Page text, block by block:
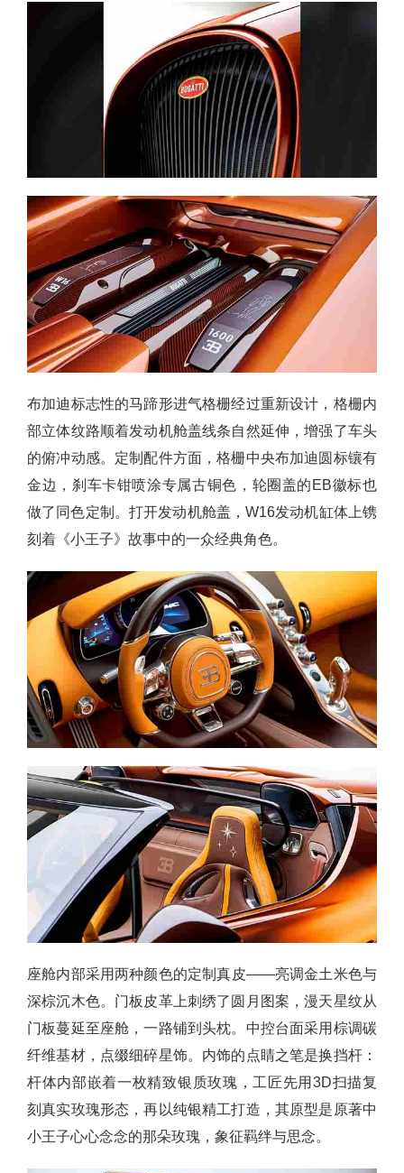
布加迪标志性的马蹄形进气格栅经过重新设计，格栅内
部立体纹路顺着发动机舱盖线条自然延伸，增强了车头
的俯冲动感。定制配件方面，格栅中央布加迪圆标镶有
金边，刹车卡钳喷涂专属古铜色，轮圈盖的EB徽标也
做了同色定制。打开发动机舱盖，W16发动机缸体上镌
刻着《小王子》故事中的一众经典角色。
座舱内部采用两种颜色的定制真皮——亮调金土米色与
深棕沉木色。门板皮革上刺绣了圆月图案，漫天星纹从
门板蔓延至座舱，一路铺到头枕。中控台面采用棕调碳
纤维基材，点缀细碎星饰。内饰的点睛之笔是换挡杆：
杆体内部嵌着一枚精致银质玫瑰，工匠先用3D扫描复
刻真实玫瑰形态，再以纯银精工打造，其原型是原著中
小王子心心念念的那朵玫瑰，象征羁绊与思念。